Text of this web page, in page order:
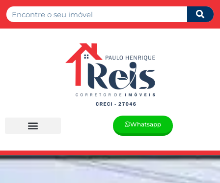
Whatsapp